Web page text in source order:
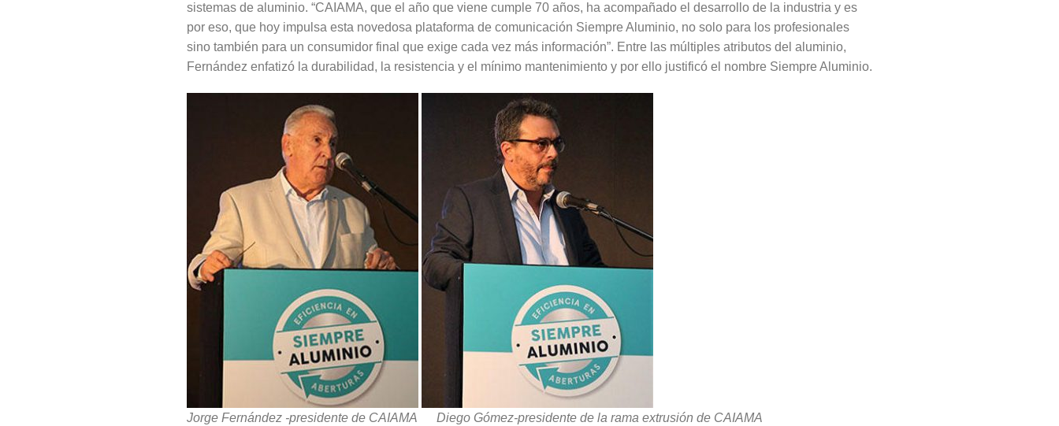
sistemas de aluminio. “CAIAMA, que el año que viene cumple 70 años, ha acompañado el desarrollo de la industria y es
por eso, que hoy impulsa esta novedosa plataforma de comunicación Siempre Aluminio, no solo para los profesionales
sino también para un consumidor final que exige cada vez más información”. Entre las múltiples atributos del aluminio,
Fernández enfatizó la durabilidad, la resistencia y el mínimo mantenimiento y por ello justificó el nombre Siempre Aluminio.
Jorge Fernández -presidente de CAIAMA Diego Gómez-presidente de la rama extrusión de CAIAMA